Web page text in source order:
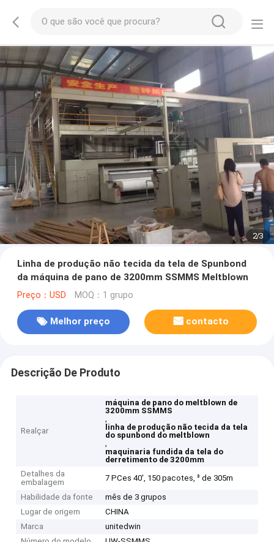
2/3
Linha de produção não tecida da tela de Spunbond
da máquina de pano de 3200mm SSMMS Meltblown
Preço：USD MOQ：1 grupo
Melhor preço contacto
Descrição De Produto
Realçar
máquina de pano do meltblown de
3200mm SSMMS
,
linha de produção não tecida da tela
do spunbond do meltblown
,
maquinaria fundida da tela do
derretimento de 3200mm
Detalhes da
embalagem
7 PCes 40', 150 pacotes, ³ de 305m
Habilidade da fonte
mês de 3 grupos
Lugar de origem
CHINA
Marca
unitedwin